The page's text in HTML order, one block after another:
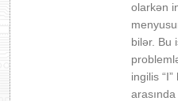
olarkən
bilər. Bu
ingilis